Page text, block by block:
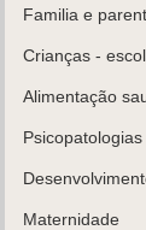
KidsCare
Familia e
Crianças -
Alimentação
Psicopatologias
Maternidade